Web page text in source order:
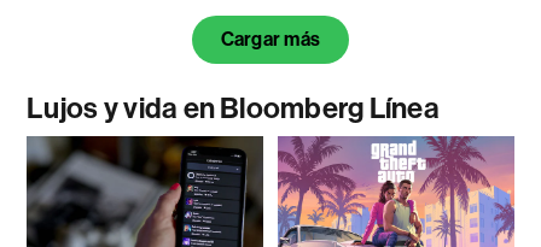
Cargar más
Lujos y vida en Bloomberg Línea